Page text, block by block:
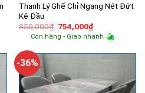
Thanh Lý Ghế Chỉ Ngang Nét Đứt
Kê Đầu
850,000₫ Giá
gốc
là:
754,000₫Giá
hiện
tại
754,000₫.
Còn hàng - Giao nhanh
-36%